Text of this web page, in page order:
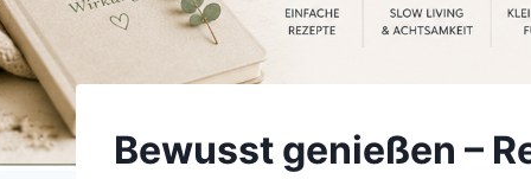
Bewusst genießen –